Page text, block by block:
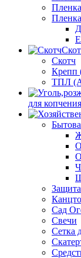
Скотч
Крепп
ТПЛ
для
Сад
Свечи
Сетка